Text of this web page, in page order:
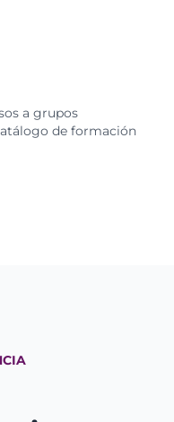
a grupos
de formación